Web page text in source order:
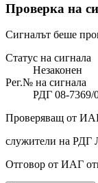
Проверка на
Сигналът беше
Статус на сигнала
Незаконен
Рег.№ на сигнала
РДГ 08-7369/
Проверяващ от
служители на РДГ
Отговор от ИАГ